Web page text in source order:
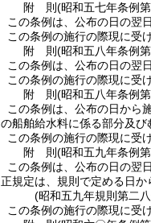
附 則(昭和五七年条例
この条例は、公布の日の翌
この条例の施行の際現に受
附 則(昭和五八年条例
この条例は、公布の日の翌
この条例の施行の際現に受
附 則(昭和五八年条例
この条例は、公布の日から
の船舶給水料に係る部分及
この条例の施行の際現に受
附 則(昭和五九年条例
この条例は、公布の日の翌
正規定は、規則で定める日か
(昭和五九年規則第二
この条例の施行の際現に受